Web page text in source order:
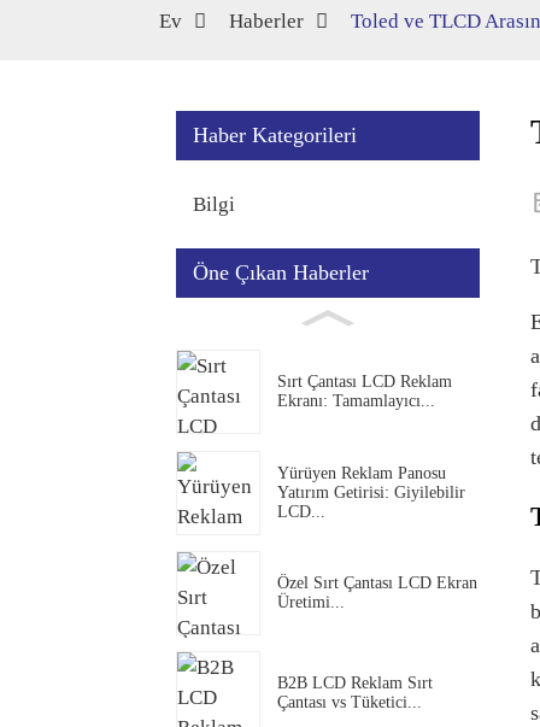
Ev Haberler Toled ve TLCD
Haber Kategorileri
Bilgi
Öne Çıkan Haberler
Sırt Çantası LCD Reklam
Ekranı: Tamamlayıcı...
Yürüyen Reklam Panosu
Yatırım Getirisi: Giyilebilir
LCD...
Özel Sırt Çantası LCD Ekran
Üretimi...
B2B LCD Reklam Sırt
Çantası vs Tüketici...